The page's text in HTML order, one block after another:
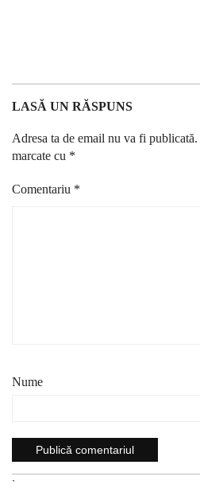
LASĂ UN RĂSPUNS
Adresa ta de email nu va fi publicată.
marcate cu *
Comentariu *
Nume
`